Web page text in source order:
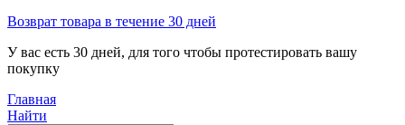
Возврат товара в течение 30 дней
У вас есть 30 дней, для того чтобы протестировать вашу
покупку
Главная
Найти